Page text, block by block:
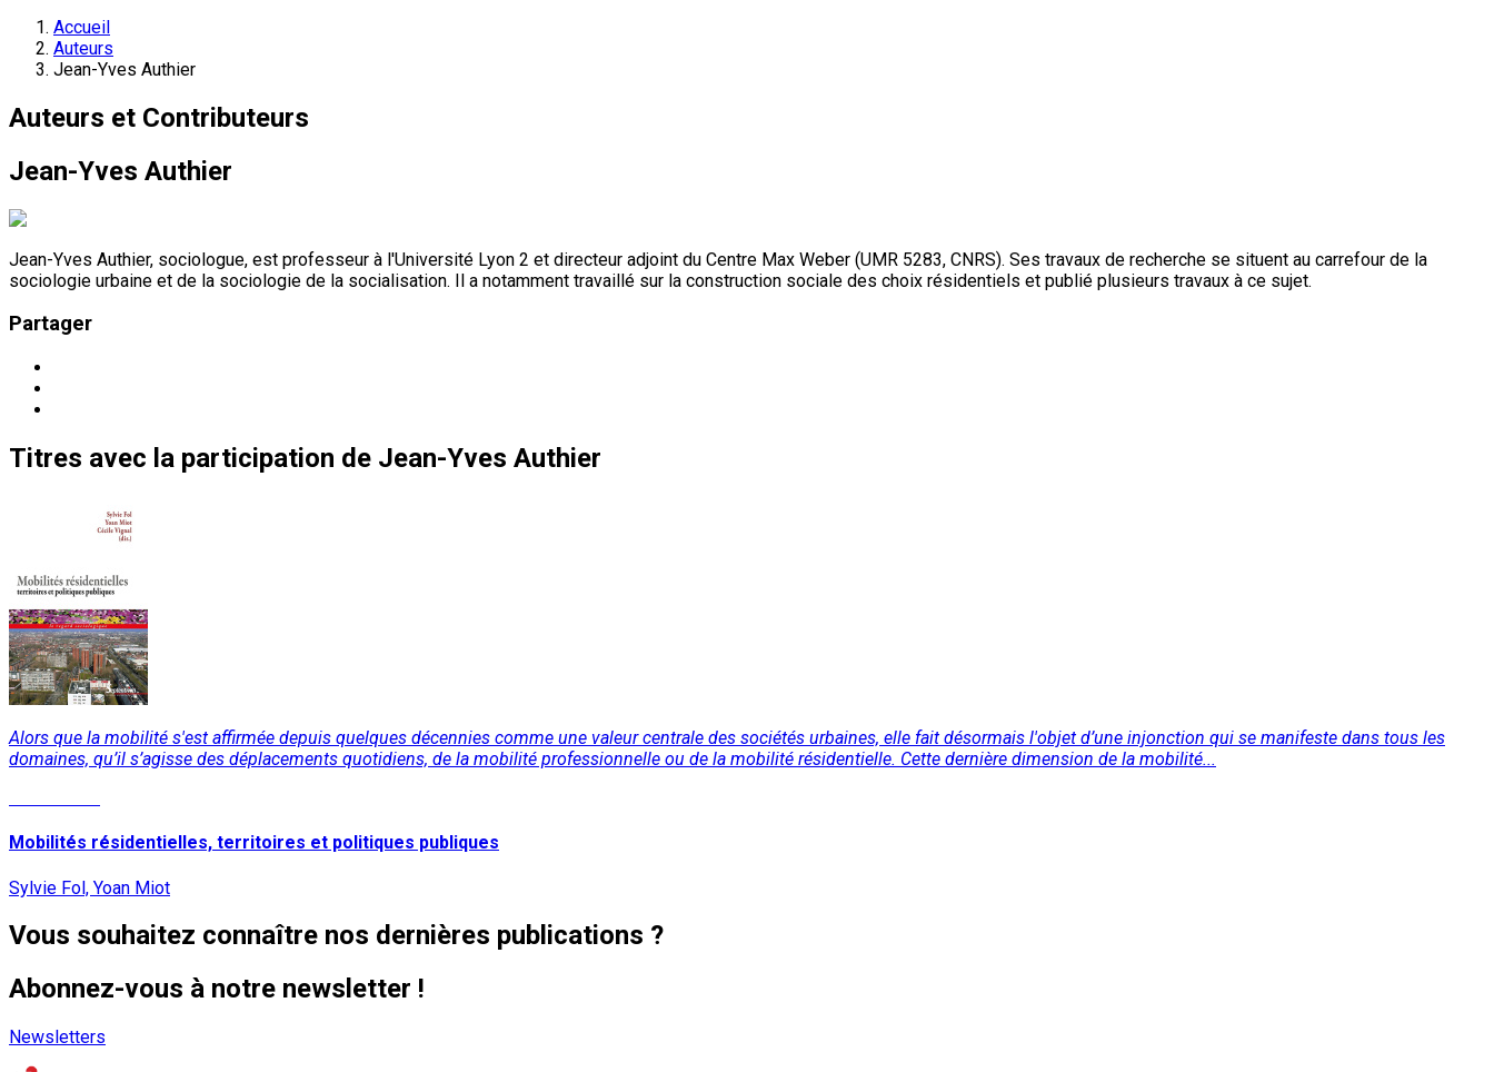
Accueil
Auteurs
Jean-Yves Authier
Auteurs et Contributeurs
Jean-Yves Authier
Jean-Yves Authier, sociologue, est professeur à l'Université Lyon 2 et directeur adjoint du Centre Max Weber (UMR 5283, CNRS). Ses travaux de recherche se situent au carrefour de la
sociologie urbaine et de la sociologie de la socialisation. Il a notamment travaillé sur la construction sociale des choix résidentiels et publié plusieurs travaux à ce sujet.
Partager
Titres avec la participation de Jean-Yves Authier
Alors que la mobilité s'est affirmée depuis quelques décennies comme une valeur centrale des sociétés urbaines, elle fait désormais l'objet d’une injonction qui se manifeste dans tous les
domaines, qu’il s’agisse des déplacements quotidiens, de la mobilité professionnelle ou de la mobilité résidentielle. Cette dernière dimension de la mobilité...
Mobilités résidentielles, territoires et politiques publiques
Sylvie Fol, Yoan Miot
Vous souhaitez connaître nos dernières publications ?
Abonnez-vous à notre newsletter !
Newsletters